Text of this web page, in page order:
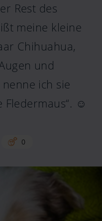
Rest des
meine kleine
Chihuahua,
und
ich sie
Fledermaus“. ☺
0